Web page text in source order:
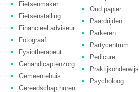
Fietsenmaker
Fietsenstalling
Financieel adviseur
Fotograaf
Fysiotherapeut
Gehandicaptenzorg
Gemeentehuis
Gereedschap huren
Oud papier
Paardrijden
Parkeren
Partycentrum
Pedicure
Praktijkonderwijs
Psycholoog